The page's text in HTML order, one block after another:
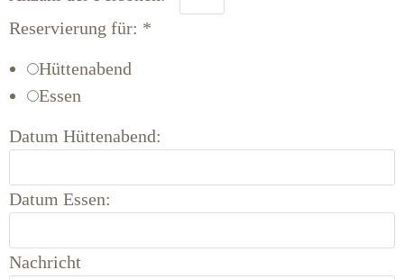
Reservierung für: *
Hüttenabend
Essen
Datum Hüttenabend:
Datum Essen:
Nachricht